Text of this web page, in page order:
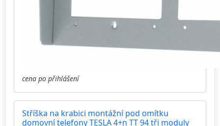
cena po přihlášení
Stříška na krabici montážní pod omítku
domovní telefony TESLA 4+n TT 94 tři moduly